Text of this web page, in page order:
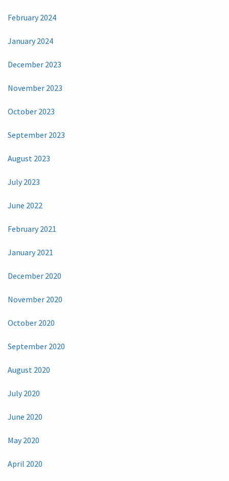
February 2024
January 2024
December 2023
November 2023
October 2023
September 2023
August 2023
July 2023
June 2022
February 2021
January 2021
December 2020
November 2020
October 2020
September 2020
August 2020
July 2020
June 2020
May 2020
April 2020